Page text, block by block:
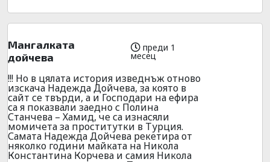
Мангалката
дойчева
преди 1
месец
!!! Но в цялата история изведнъж отново
изскача Надежда Дойчева, за която в
сайт се твърди, а и Господари на ефира
са я показвали заедно с Полина
Станчева – Хамид, че са изнасяли
момичета за проститутки в Турция.
Самата Надежда Дойчева рекетира от
няколко години майката на Никола
Константина Корчева и самия Никола